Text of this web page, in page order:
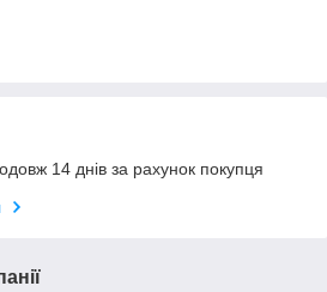
14 днів за рахунок покупця